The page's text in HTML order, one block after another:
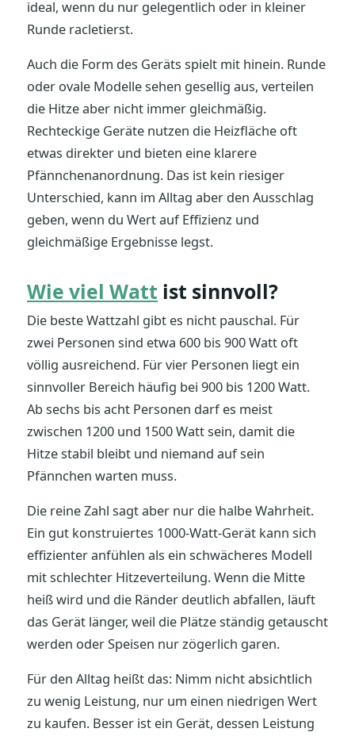
ideal, wenn du nur gelegentlich oder in kleiner
Runde racletierst.
Auch die Form des Geräts spielt mit hinein. Runde
oder ovale Modelle sehen gesellig aus, verteilen
die Hitze aber nicht immer gleichmäßig.
Rechteckige Geräte nutzen die Heizfläche oft
etwas direkter und bieten eine klarere
Pfännchenanordnung. Das ist kein riesiger
Unterschied, kann im Alltag aber den Ausschlag
geben, wenn du Wert auf Effizienz und
gleichmäßige Ergebnisse legst.
Wie viel Watt ist sinnvoll?
Die beste Wattzahl gibt es nicht pauschal. Für
zwei Personen sind etwa 600 bis 900 Watt oft
völlig ausreichend. Für vier Personen liegt ein
sinnvoller Bereich häufig bei 900 bis 1200 Watt.
Ab sechs bis acht Personen darf es meist
zwischen 1200 und 1500 Watt sein, damit die
Hitze stabil bleibt und niemand auf sein
Pfännchen warten muss.
Die reine Zahl sagt aber nur die halbe Wahrheit.
Ein gut konstruiertes 1000-Watt-Gerät kann sich
effizienter anfühlen als ein schwächeres Modell
mit schlechter Hitzeverteilung. Wenn die Mitte
heiß wird und die Ränder deutlich abfallen, läuft
das Gerät länger, weil die Plätze ständig getauscht
werden oder Speisen nur zögerlich garen.
Für den Alltag heißt das: Nimm nicht absichtlich
zu wenig Leistung, nur um einen niedrigen Wert
zu kaufen. Besser ist ein Gerät, dessen Leistung